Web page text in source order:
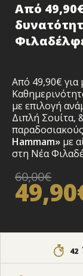
Από
Aπό 49,90€
με επιλογή
Διπλή Σουίτα,
Hammam» με
στη Νέα
60,00€
42